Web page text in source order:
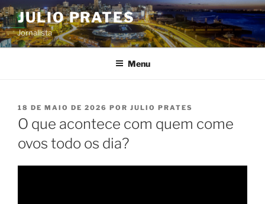
Pular
para
o
conteúdo
JULIO PRATES
Jornalista
Menu
PUBLICADO
EM
18 DE MAIO DE 2026 POR JULIO PRATES
O que acontece com quem come
ovos todo os dia?